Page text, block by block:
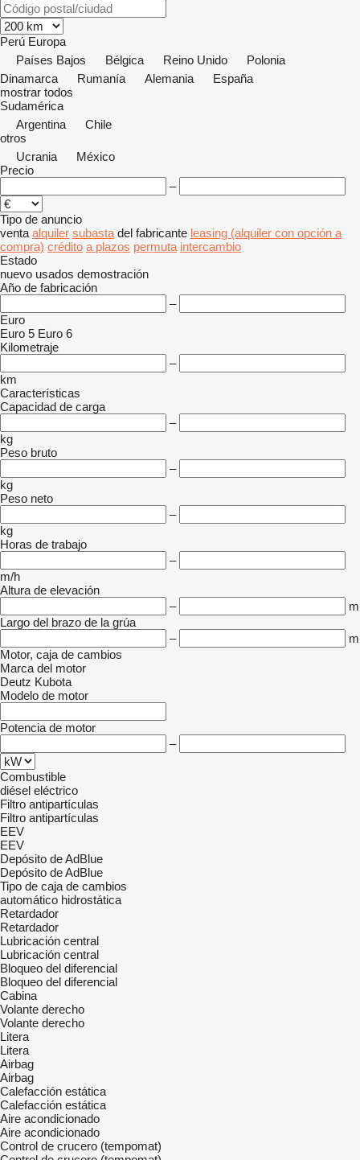
Perú Europa
Países Bajos
Bélgica Reino Unido
Polonia
Dinamarca
Rumanía Alemania
España
mostrar todos
Sudamérica
Argentina
Chile
otros
Ucrania
México
Precio
–
Tipo de anuncio
venta alquiler subasta del fabricante leasing (alquiler con opción a
compra) crédito a plazos permuta intercambio
Estado
nuevo usados demostración
Año de fabricación
–
Euro
Euro 5 Euro 6
Kilometraje
–
km
Características
Capacidad de carga
–
kg
Peso bruto
–
kg
Peso neto
–
kg
Horas de trabajo
–
m/h
Altura de elevación
–
m
Largo del brazo de la grúa
–
m
Motor, caja de cambios
Marca del motor
Deutz Kubota
Modelo de motor
Potencia de motor
–
Combustible
diésel eléctrico
Filtro antipartículas
Filtro antipartículas
EEV
EEV
Depósito de AdBlue
Depósito de AdBlue
Tipo de caja de cambios
automático hidrostática
Retardador
Retardador
Lubricación central
Lubricación central
Bloqueo del diferencial
Bloqueo del diferencial
Cabina
Volante derecho
Volante derecho
Litera
Litera
Airbag
Airbag
Calefacción estática
Calefacción estática
Aire acondicionado
Aire acondicionado
Control de crucero (tempomat)